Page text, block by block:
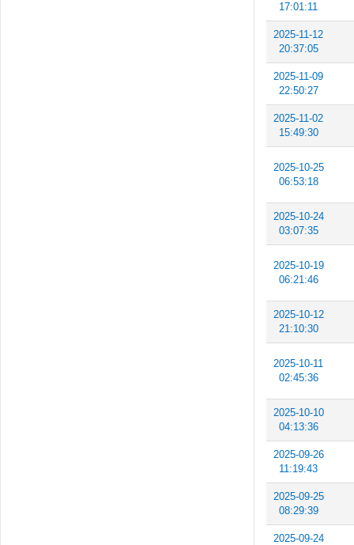
17:01:11
2025-11-12
20:37:05
2025-11-09
22:50:27
2025-11-02
15:49:30
2025-10-25
06:53:18
2025-10-24
03:07:35
2025-10-19
06:21:46
2025-10-12
21:10:30
2025-10-11
02:45:36
2025-10-10
04:13:36
2025-09-26
11:19:43
2025-09-25
08:29:39
2025-09-24